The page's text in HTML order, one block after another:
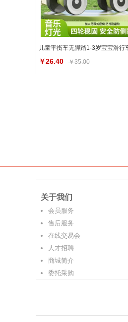
￥26.40 ￥35.00
关于我们
会员服务
售后服务
在线交易会
人才招聘
商城简介
委托采购